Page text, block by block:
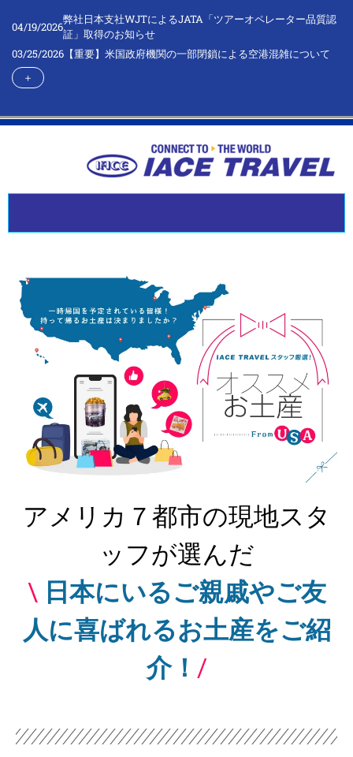
04/19/2026
弊社日本支社WJTによるJATA「ツアーオペレーター品質認
証」取得のお知らせ
03/25/2026 【重要】米国政府機関の一部閉鎖による空港混雑について
＋
アメリカ７都市の現地スタ
ッフが選んだ
\ 日本にいるご親戚やご友
人に喜ばれるお土産をご紹
介！ /